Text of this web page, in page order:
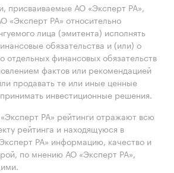
присваиваемые АО «Эксперт РА»,
«Эксперт РА» относительно
лица (эмитента) исполнять
обязательства и (или) о
отдельных финансовых обязательств
фактов или рекомендацией
продавать те или иные ценные
инвестиционные решения.
РА» рейтинги отражают всю
рейтинга и находящуюся в
РА» информацию, качество и
по мнению АО «Эксперт РА»,